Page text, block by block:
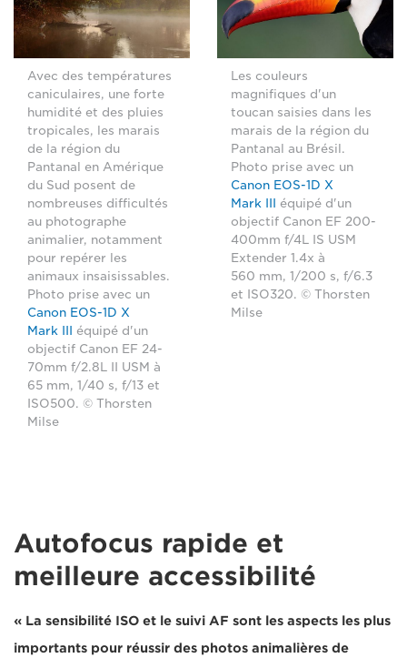
Avec des températures
caniculaires, une forte
humidité et des pluies
tropicales, les marais
de la région du
Pantanal en Amérique
du Sud posent de
nombreuses difficultés
au photographe
animalier, notamment
pour repérer les
animaux insaisissables.
Photo prise avec un
Canon EOS-1D X
Mark III équipé d'un
objectif Canon EF 24-
70mm f/2.8L II USM à
65 mm, 1/40 s, f/13 et
ISO500. © Thorsten
Milse
Les couleurs
magnifiques d'un
toucan saisies dans les
marais de la région du
Pantanal au Brésil.
Photo prise avec un
Canon EOS-1D X
Mark III équipé d'un
objectif Canon EF 200-
400mm f/4L IS USM
Extender 1.4x à
560 mm, 1/200 s, f/6.3
et ISO320. © Thorsten
Milse
Autofocus rapide et
meilleure accessibilité
« La sensibilité ISO et le suivi AF sont les aspects les plus
importants pour réussir des photos animalières de